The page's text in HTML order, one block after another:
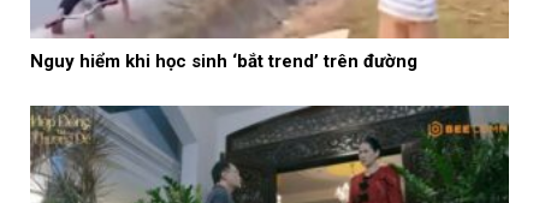
Nguy hiểm khi học sinh ‘bắt trend’ trên đường